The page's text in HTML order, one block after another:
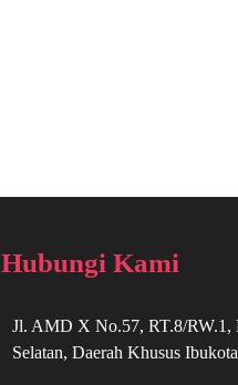
Hubungi Kami
Jl. AMD X No.57, RT.8/RW.1,
Selatan, Daerah Khusus